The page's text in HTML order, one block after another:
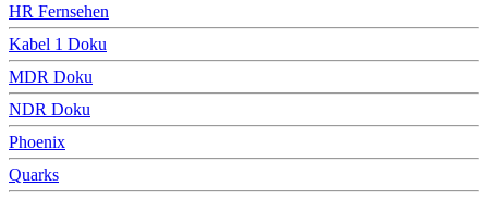
HR Fernsehen
Kabel 1 Doku
MDR Doku
NDR Doku
Phoenix
Quarks